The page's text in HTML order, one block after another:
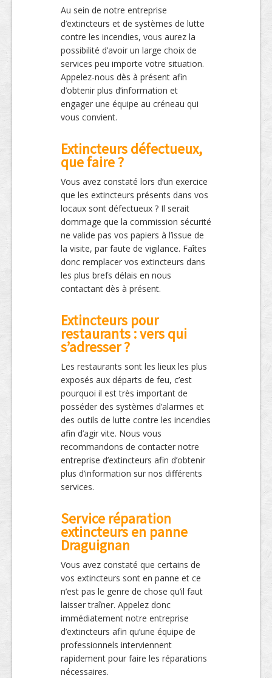
Au sein de notre entreprise
d’extincteurs et de systèmes de lutte
contre les incendies, vous aurez la
possibilité d’avoir un large choix de
services peu importe votre situation.
Appelez-nous dès à présent afin
d’obtenir plus d’information et
engager une équipe au créneau qui
vous convient.
Extincteurs défectueux,
que faire ?
Vous avez constaté lors d’un exercice
que les extincteurs présents dans vos
locaux sont défectueux ? Il serait
dommage que la commission sécurité
ne valide pas vos papiers à l’issue de
la visite, par faute de vigilance. Faîtes
donc remplacer vos extincteurs dans
les plus brefs délais en nous
contactant dès à présent.
Extincteurs pour
restaurants : vers qui
s’adresser ?
Les restaurants sont les lieux les plus
exposés aux départs de feu, c’est
pourquoi il est très important de
posséder des systèmes d’alarmes et
des outils de lutte contre les incendies
afin d’agir vite. Nous vous
recommandons de contacter notre
entreprise d’extincteurs afin d’obtenir
plus d’information sur nos différents
services.
Service réparation
extincteurs en panne
Draguignan
Vous avez constaté que certains de
vos extincteurs sont en panne et ce
n’est pas le genre de chose qu’il faut
laisser traîner. Appelez donc
immédiatement notre entreprise
d’extincteurs afin qu’une équipe de
professionnels interviennent
rapidement pour faire les réparations
nécessaires.